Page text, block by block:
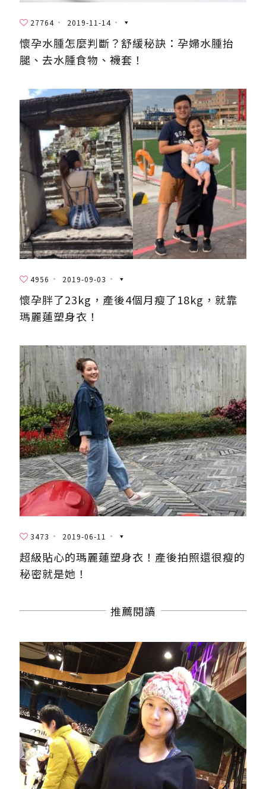
27764 2019-11-14
懷孕水腫怎麼判斷？舒緩秘訣：孕婦水腫抬
腿、去水腫食物、襪套！
4956 2019-09-03
懷孕胖了23kg，產後4個月瘦了18kg，就靠
瑪麗蓮塑身衣！
3473 2019-06-11
超級貼心的瑪麗蓮塑身衣！產後拍照還很瘦的
秘密就是她！
推薦閱讀